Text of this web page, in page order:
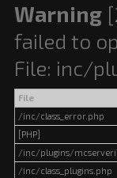
Warning
failed to
File: inc/
File
/inc/class_error.php
[PHP]
/inc/plugins/
/inc/class_plugins.php